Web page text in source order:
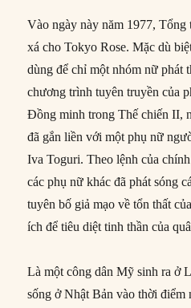
Vào ngày này năm 1977, Tổng
xá cho Tokyo Rose. Mặc dù
dùng để chỉ một nhóm nữ phát
chương trình tuyên truyền của
Đồng minh trong Thế chiến II,
đã gắn liền với một phụ nữ
Iva Toguri. Theo lệnh của
các phụ nữ khác đã phát sóng
tuyên bố giả mạo về tổn thất
ích để tiêu diệt tinh thần của
Là một công dân Mỹ sinh ra ở
sống ở Nhật Bản vào thời